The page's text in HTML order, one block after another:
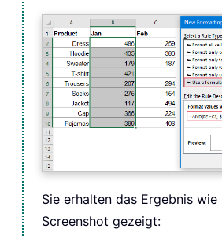
Sie erhalten das Ergebnis
Screenshot gezeigt: